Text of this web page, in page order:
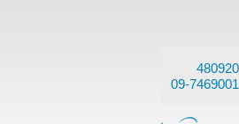
09-7469001